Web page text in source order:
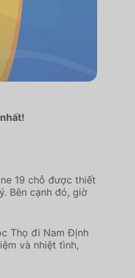
19 chỗ được thiết
Bên cạnh đó, giờ
Thọ đi Nam Định
và nhiệt tình,